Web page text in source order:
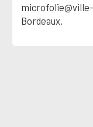
Bordeaux.